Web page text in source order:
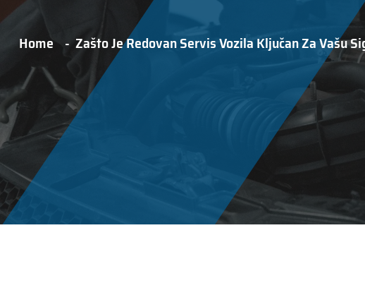
Home Zašto Je Redovan Servis Vozila Ključan Za Vašu